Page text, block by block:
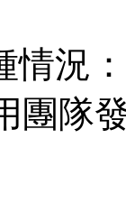
情況
團隊